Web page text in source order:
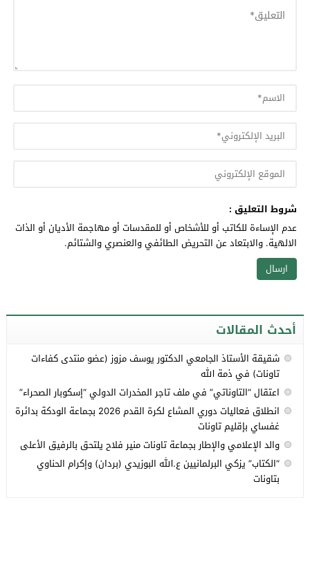
شروط التعليق :
عدم الإساءة للكاتب أو للأشخاص أو للمقدسات أو مهاجمة الأديان أو الذات
الالهية. والابتعاد عن التحريض الطائفي والعنصري والشتائم.
أحدث المقالات
شقيقة الأستاذ الجامعي الدكتور يوسف مزوز (عضو منتدى كفاءات
تاونات) في ذمة الله
اعتقال “التاوناتي” في ملف تاجر المخدرات الدولي “إسكوبار الصحراء”
انطلاق فعاليات دوري المشاع لكرة القدم 2026 بجماعة الودكة بدائرة
غفساي بإقليم تاونات
والد الإعلامي والإطار بجماعة تاونات منير فلاح يلتحق بالرفيق الأعلى
“الكتاب” يزكي البرلمانيين ع.الله البوزيدي (بردان) وإكرام الحناوي
بتاونات